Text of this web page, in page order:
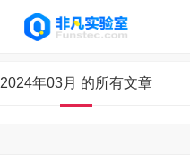
2024年03月 的所有文章